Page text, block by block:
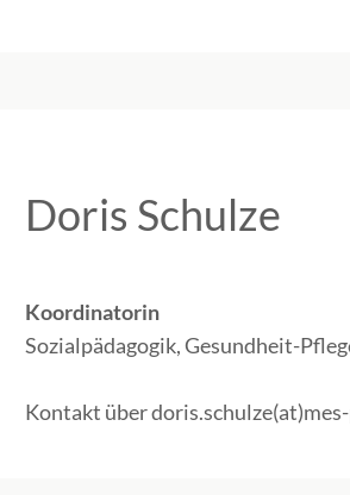
Doris Schulze
Koordinatorin
Sozialpädagogik, Gesundheit-
Kontakt über